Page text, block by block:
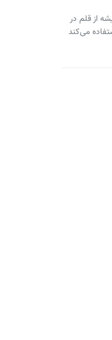
از قلم در
می‌کند